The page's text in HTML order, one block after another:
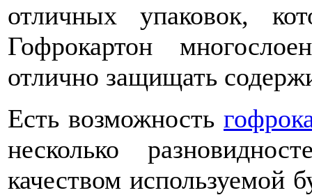
отличных упаковок,
Гофрокартон
отлично защищать
Есть возможность
несколько
качеством используемой